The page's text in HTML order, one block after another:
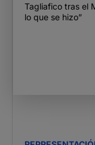
Tagliafico tras el
lo que se hizo”